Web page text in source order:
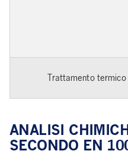
Trattamento termico
ANALISI
SECONDO EN